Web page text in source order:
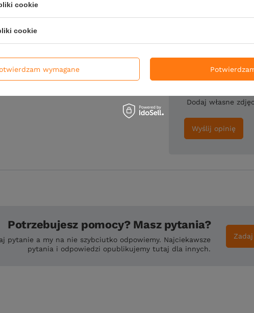
Dodaj własne
Wyślij opinię
Potrzebujesz pomocy? Masz pytania?
pytanie a my na nie szybciutko odpowiemy. Najciekawsze
pytania i odpowiedzi opublikujemy tutaj dla innych.
cookie
cookie
wymagane